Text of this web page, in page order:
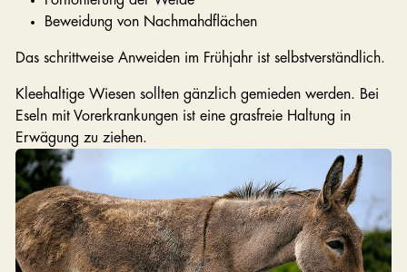
Beweidung von Nachmahdflächen
Das schrittweise Anweiden im Frühjahr ist selbstverständlich.
Kleehaltige Wiesen sollten gänzlich gemieden werden. Bei
Eseln mit Vorerkrankungen ist eine grasfreie Haltung in
Erwägung zu ziehen.